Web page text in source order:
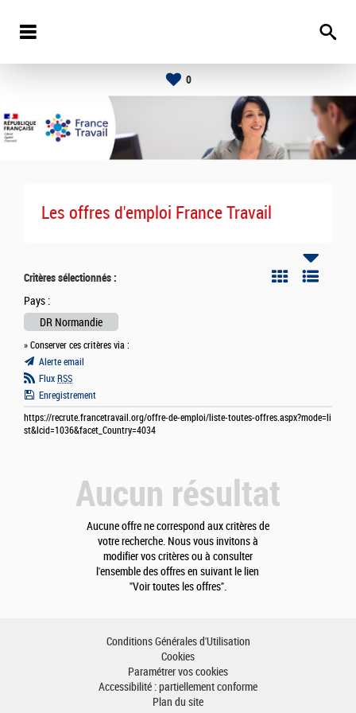
0
Les offres d'emploi France Travail
Critères sélectionnés :
Pays :
DR Normandie
» Conserver ces critères via :
Alerte email
Flux RSS
Enregistrement
https://recrute.francetravail.org/offre-de-emploi/liste-toutes-offres.aspx?mode=li
st&lcid=1036&facet_Country=4034
Aucun résultat
Aucune offre ne correspond aux critères de
votre recherche. Nous vous invitons à
modifier vos critères ou à consulter
l'ensemble des offres en suivant le lien
"Voir toutes les offres".
Conditions Générales d'Utilisation
Cookies
Paramétrer vos cookies
Accessibilité : partiellement conforme
Plan du site